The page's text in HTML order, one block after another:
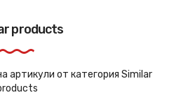
products
артикули от категория Similar